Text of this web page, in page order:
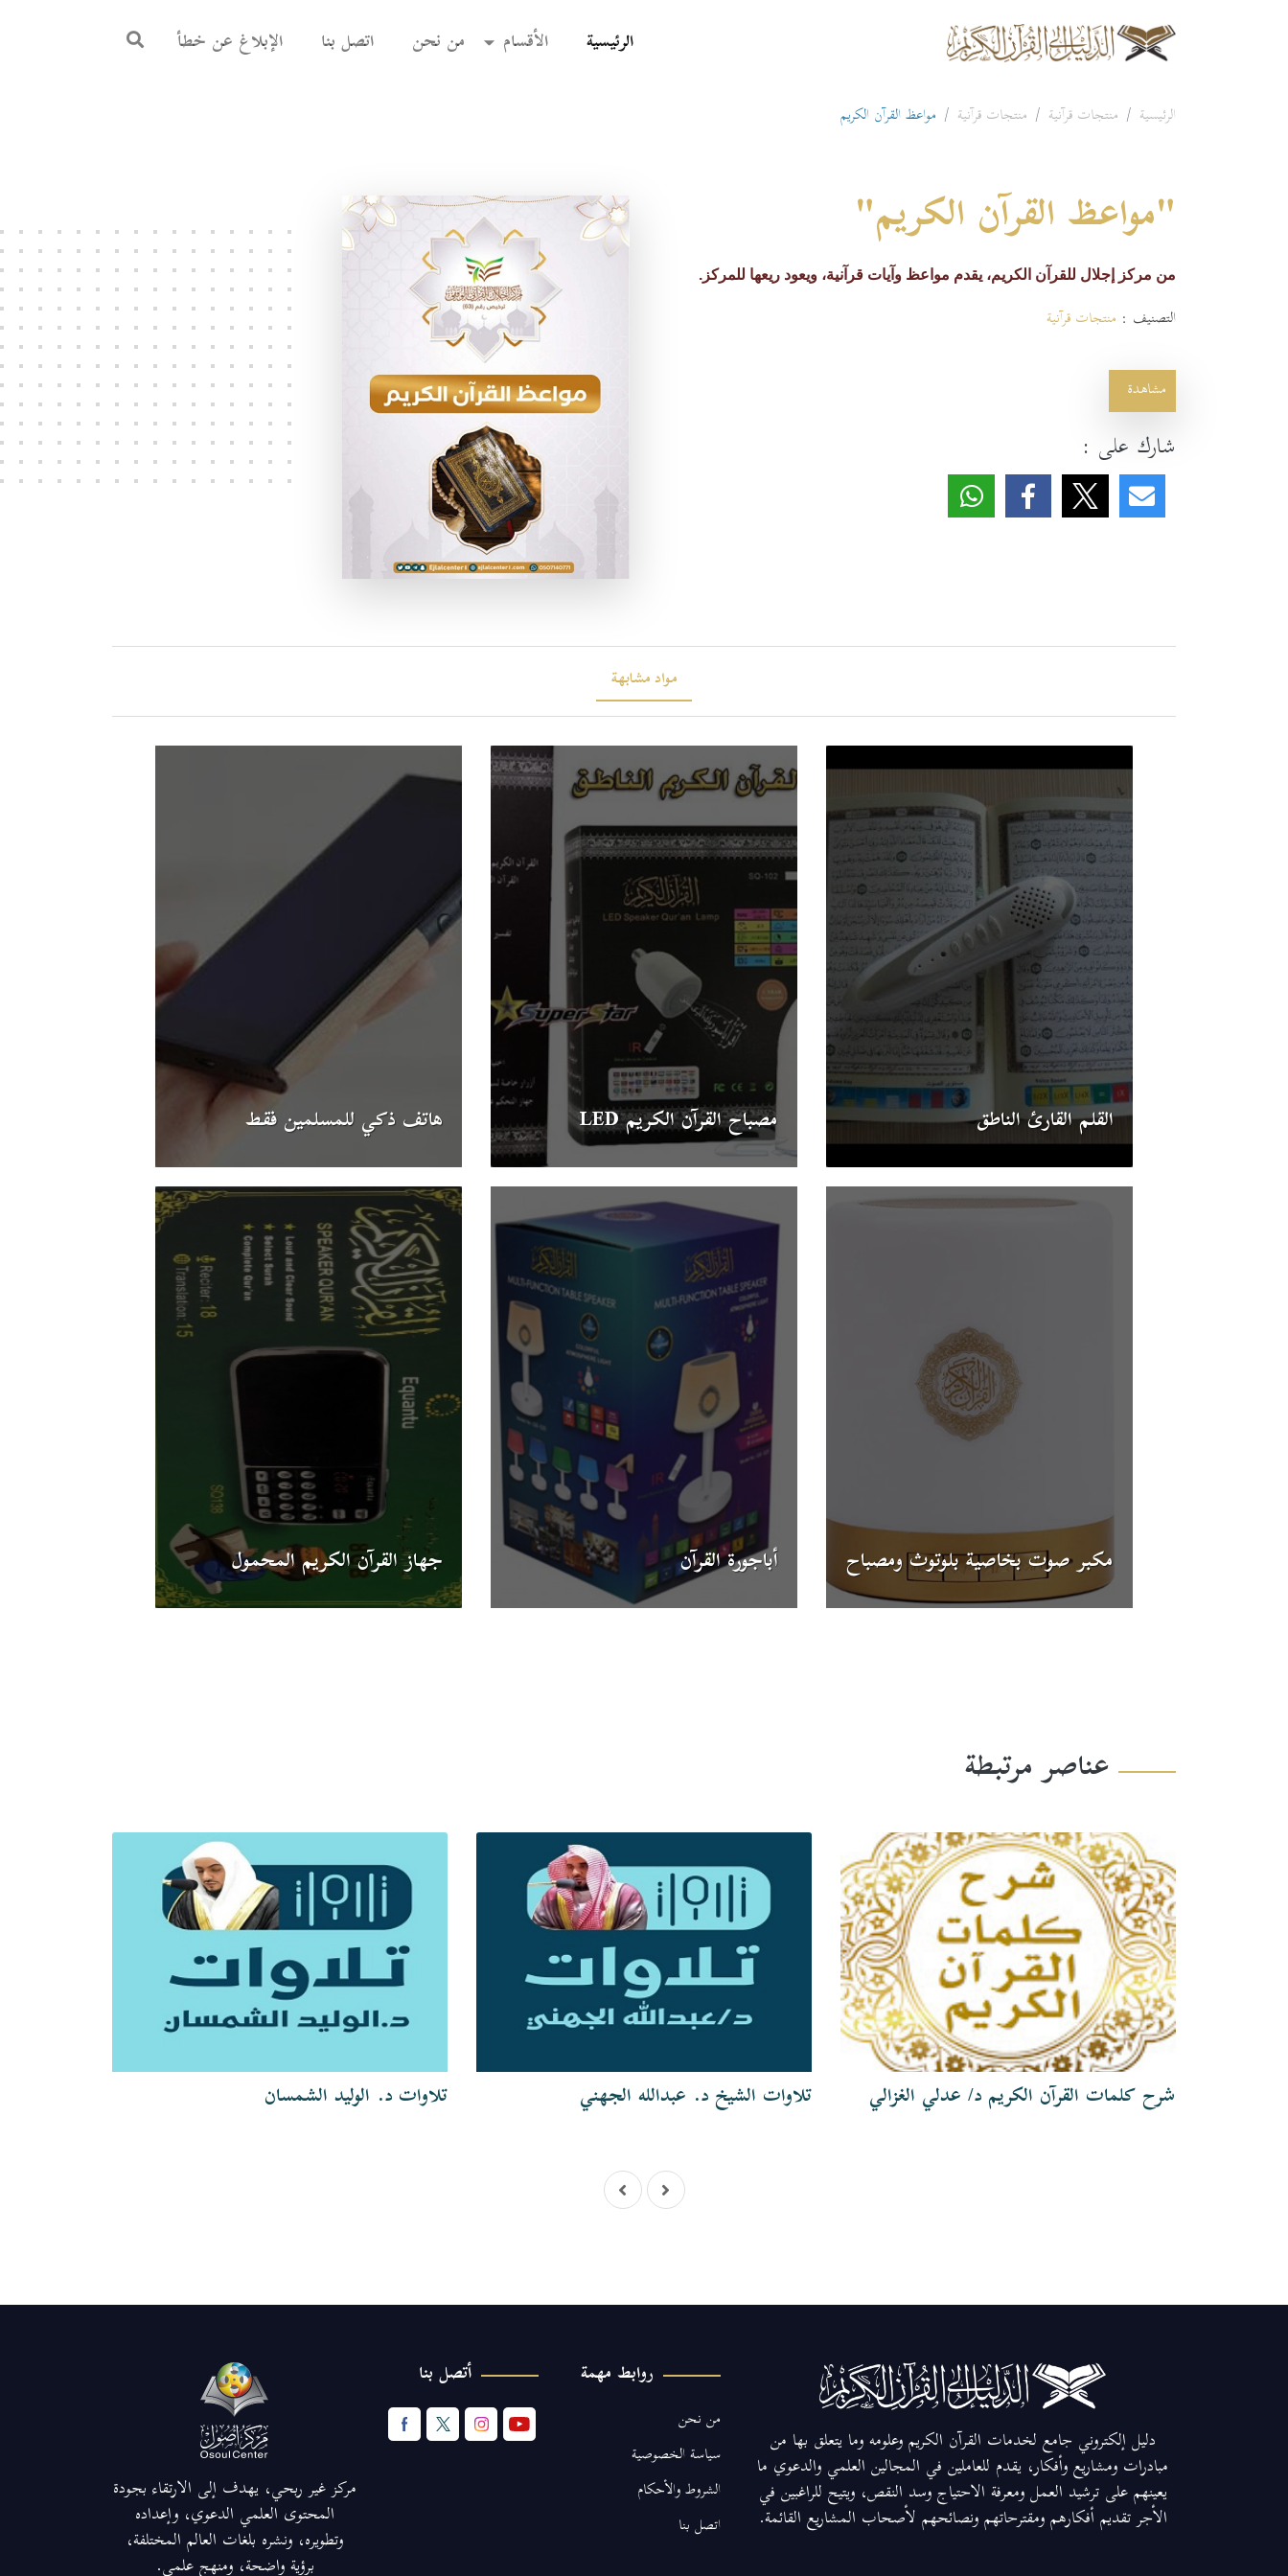
الرئيسية
(current) الأقسام من نحن اتصل بنا الإبلاغ عن خطأ
الرئيسية منتجات قرآنية منتجات قرآنية مواعظ القرآن الكريم
"مواعظ القرآن الكريم"
من مركز إجلال للقرآن الكريم، يقدم مواعظ وآيات قرآنية، ويعود ريعها للمركز.
التصنيف : منتجات قرآنية
مشاهدة
شارك على :
مواد مشابهة
القلم القارئ الناطق مصباح القرآن الكريم LED هاتف ذكي للمسلمين فقط
مكبر صوت بخاصية بلوتوث ومصباح أباجورة القرآن جهاز القرآن الكريم المحمول
عناصر مرتبطة
شرح كلمات القرآن الكريم د/ عدلي الغزالي تلاوات الشيخ د. عبدالله الجهني تلاوات د. الوليد الشمسان
دليل إلكتروني جامع لخدمات القرآن الكريم وعلومه وما يتعلق بها من
مبادرات ومشاريع وأفكار، يقدم للعاملين في المجالين العلمي والدعوي ما
يعينهم على ترشيد العمل ومعرفة الاحتياج وسد النقص، ويتيح للراغبين في
الأجر تقديم أفكارهم ومقترحاتهم ونصائحهم لأصحاب المشاريع القائمة.
روابط مهمة
من نحن
سياسة الخصوصية
الشروط والأحكام
اتصل بنا
أتصل بنا
مركز غير ربحي، يهدف إلى الارتقاء بجودة
المحتوى العلمي الدعوي، وإعداده
وتطويره، ونشره بلغات العالم المختلفة،
برؤية واضحة، ومنهج علمي.